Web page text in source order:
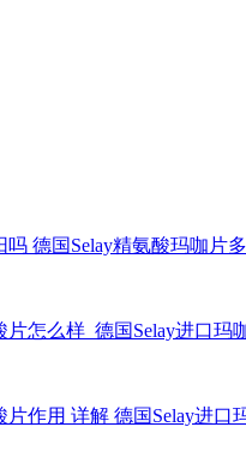
德国Selay精氨酸玛咖片
片怎么样 德国Selay进口玛
作用 详解 德国Selay进口